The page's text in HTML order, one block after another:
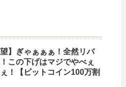
望】ぎゃぁぁぁ！全然リバ
この下げはマジでやべぇ
ぇ！【ビットコイン100万割